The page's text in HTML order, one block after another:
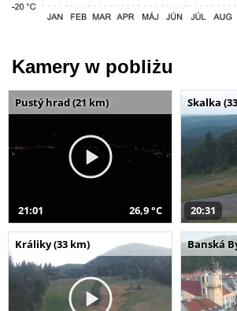
Kamery w pobliżu
Pustý hrad (21 km)
21:01 26,9 °C
Skalka
20:31
Králiky (33 km) Banská